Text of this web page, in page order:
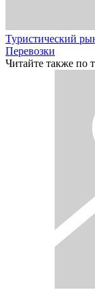
Туристический
Перевозки
Читайте также по